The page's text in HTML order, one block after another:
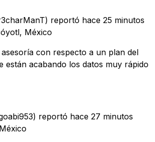
reportó hace 25 minutos
México
asesoría con respecto a un plan del
están acabando los datos muy rápido
reportó hace 27 minutos